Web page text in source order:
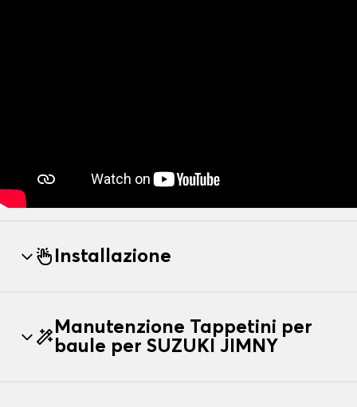
Installazione
Manutenzione Tappetini per
baule per SUZUKI JIMNY